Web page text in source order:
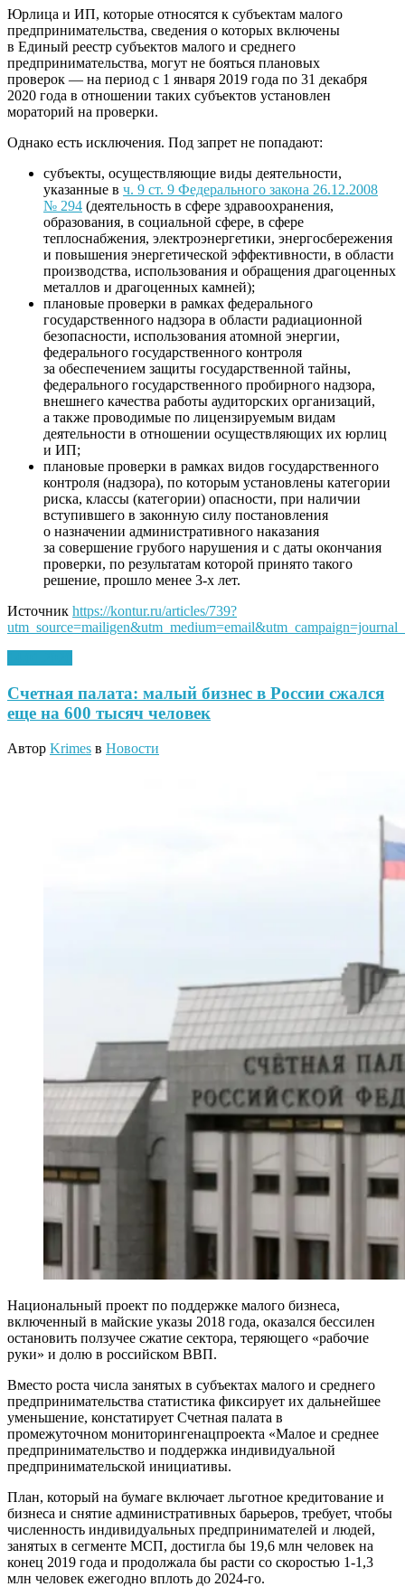
Юрлица и ИП, которые относятся к субъектам малого
предпринимательства, сведения о которых включены
в Единый реестр субъектов малого и среднего
предпринимательства, могут не бояться плановых
проверок — на период с 1 января 2019 года по 31 декабря
2020 года в отношении таких субъектов установлен
мораторий на проверки.
Однако есть исключения. Под запрет не попадают:
субъекты, осуществляющие виды деятельности,
указанные в ч. 9 ст. 9 Федерального закона 26.12.2008
№ 294 (деятельность в сфере здравоохранения,
образования, в социальной сфере, в сфере
теплоснабжения, электроэнергетики, энергосбережения
и повышения энергетической эффективности, в области
производства, использования и обращения драгоценных
металлов и драгоценных камней);
плановые проверки в рамках федерального
государственного надзора в области радиационной
безопасности, использования атомной энергии,
федерального государственного контроля
за обеспечением защиты государственной тайны,
федерального государственного пробирного надзора,
внешнего качества работы аудиторских организаций,
а также проводимые по лицензируемым видам
деятельности в отношении осуществляющих их юрлиц
и ИП;
плановые проверки в рамках видов государственного
контроля (надзора), по которым установлены категории
риска, классы (категории) опасности, при наличии
вступившего в законную силу постановления
о назначении административного наказания
за совершение грубого нарушения и с даты окончания
проверки, по результатам которой принято такого
решение, прошло менее 3-х лет.
Источник https://kontur.ru/articles/739?
Счетная палата: малый бизнес в России сжался
еще на 600 тысяч человек
Автор Krimes в Новости
Национальный проект по поддержке малого бизнеса,
включенный в майские указы 2018 года, оказался бессилен
остановить ползучее сжатие сектора, теряющего «рабочие
руки» и долю в российском ВВП.
Вместо роста числа занятых в субъектах малого и среднего
предпринимательства статистика фиксирует их дальнейшее
уменьшение, констатирует Счетная палата в
промежуточном мониторингенацпроекта «Малое и среднее
предпринимательство и поддержка индивидуальной
предпринимательской инициативы.
План, который на бумаге включает льготное кредитование и
бизнеса и снятие административных барьеров, требует, чтобы
численность индивидуальных предпринимателей и людей,
занятых в сегменте МСП, достигла бы 19,6 млн человек на
конец 2019 года и продолжала бы расти со скоростью 1-1,3
млн человек ежегодно вплоть до 2024-го.